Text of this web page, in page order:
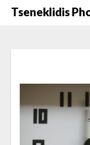
Μετάβαση
Tseneklidis